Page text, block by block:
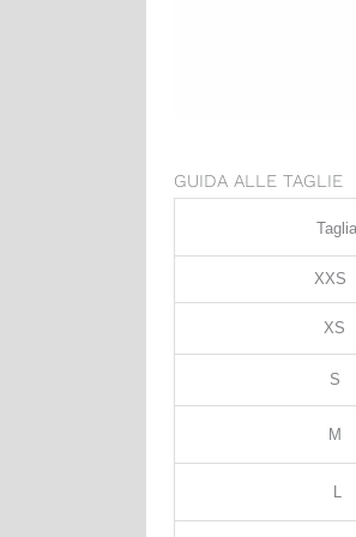
GUIDA ALLE TAGLIE
Taglia
XXS
XS
S
M
L